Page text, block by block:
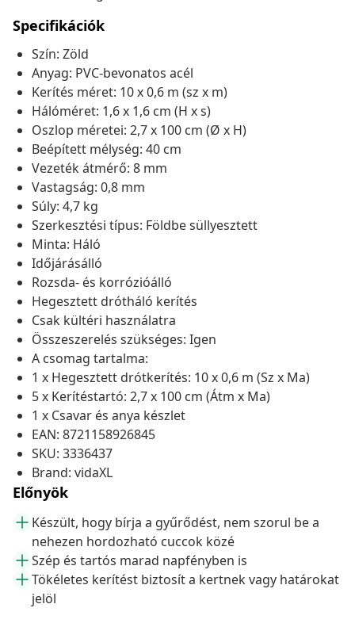
Specifikációk
Szín: Zöld
Anyag: PVC-bevonatos acél
Kerítés méret: 10 x 0,6 m (sz x m)
Hálóméret: 1,6 x 1,6 cm (H x s)
Oszlop méretei: 2,7 x 100 cm (Ø x H)
Beépített mélység: 40 cm
Vezeték átmérő: 8 mm
Vastagság: 0,8 mm
Súly: 4,7 kg
Szerkesztési típus: Földbe süllyesztett
Minta: Háló
Időjárásálló
Rozsda- és korrózióálló
Hegesztett drótháló kerítés
Csak kültéri használatra
Összeszerelés szükséges: Igen
A csomag tartalma:
1 x Hegesztett drótkerítés: 10 x 0,6 m (Sz x Ma)
5 x Kerítéstartó: 2,7 x 100 cm (Átm x Ma)
1 x Csavar és anya készlet
EAN: 8721158926845
SKU: 3336437
Brand: vidaXL
Előnyök
Készült, hogy bírja a gyűrődést, nem szorul be a
nehezen hordozható cuccok közé
Szép és tartós marad napfényben is
Tökéletes kerítést biztosít a kertnek vagy határokat
jelöl